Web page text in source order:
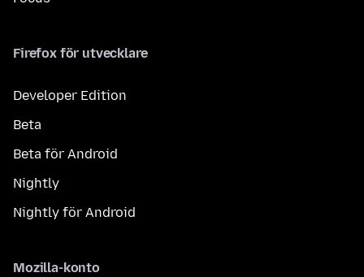
Firefox för utvecklare
Developer Edition
Beta
Beta för Android
Nightly
Nightly för Android
Mozilla-konto